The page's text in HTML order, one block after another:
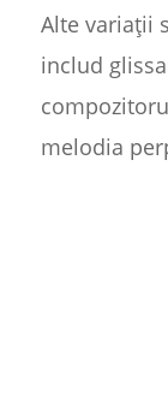
Alte variații
includ
melodia